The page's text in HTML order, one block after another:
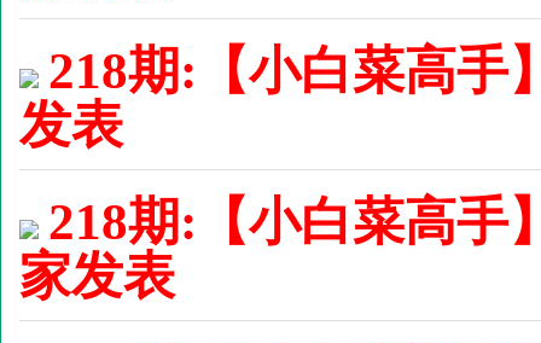
218期:【小白菜高手
发表
218期:【小白菜高
家发表